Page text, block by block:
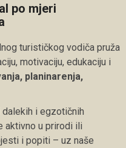
po mjeri
turističkog vodiča pruža
motivaciju, edukaciju i
planinarenja,
i egzotičnih
aktivno u prirodi ili
i popiti – uz naše